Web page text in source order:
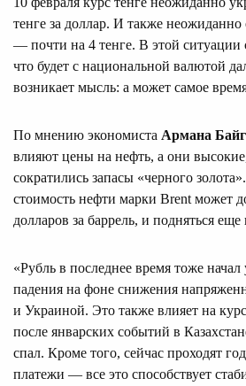
тенге за доллар. И также неожиданно
— почти на 4 тенге. В этой ситуации
что будет с национальной валютой
возникает мысль: а может самое
По мнению экономиста Армана
влияют цены на нефть, а они
сократились запасы «черного
стоимость нефти марки Brent может
долларов за баррель, и подняться
«Рубль в последнее время тоже начал
падения на фоне снижения
и Украиной. Это также влияет на
после январских событий в
спал. Кроме того, сейчас проходят
платежи — все это способствует